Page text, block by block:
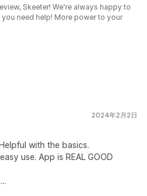
Skeeter! We're always happy to
need help! More power to your
2024年2月2日
with the basics.
use. App is REAL GOOD